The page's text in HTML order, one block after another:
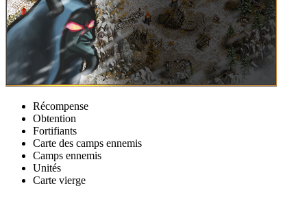
Récompense
Obtention
Fortifiants
Carte des camps ennemis
Camps ennemis
Unités
Carte vierge